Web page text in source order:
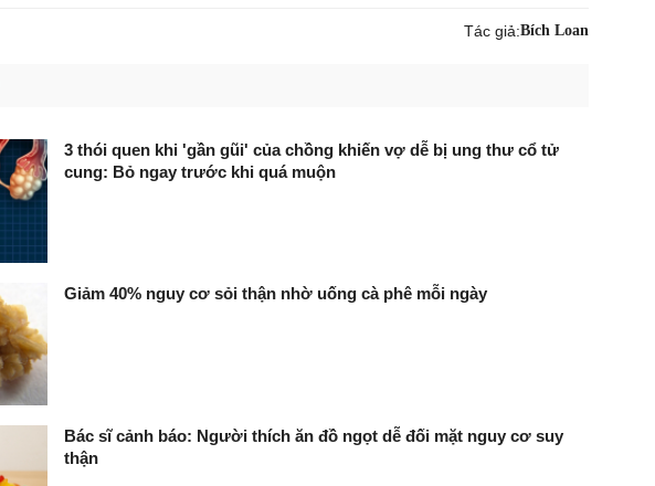
Tác giả:Bích Loan
3 thói quen khi 'gần gũi' của chồng khiến vợ dễ bị ung thư cổ tử
cung: Bỏ ngay trước khi quá muộn
Giảm 40% nguy cơ sỏi thận nhờ uống cà phê mỗi ngày
Bác sĩ cảnh báo: Người thích ăn đồ ngọt dễ đối mặt nguy cơ suy
thận